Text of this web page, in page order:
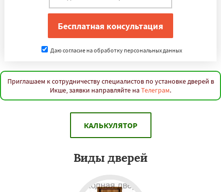
Даю согласие на обработку персональных данных
Приглашаем к сотрудничеству специалистов по установке дверей в
Икше, заявки направляйте на Телеграм.
КАЛЬКУЛЯТОР
Виды дверей